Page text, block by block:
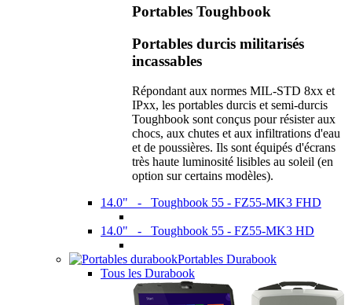
Portables Toughbook
Portables durcis militarisés
incassables
Répondant aux normes MIL-STD 8xx et
IPxx, les portables durcis et semi-durcis
Toughbook sont conçus pour résister aux
chocs, aux chutes et aux infiltrations d'eau
et de poussières. Ils sont équipés d'écrans
très haute luminosité lisibles au soleil (en
option sur certains modèles).
14.0" - Toughbook 55 - FZ55-MK3 FHD
14.0" - Toughbook 55 - FZ55-MK3 HD
Portables Durabook
Tous les Durabook